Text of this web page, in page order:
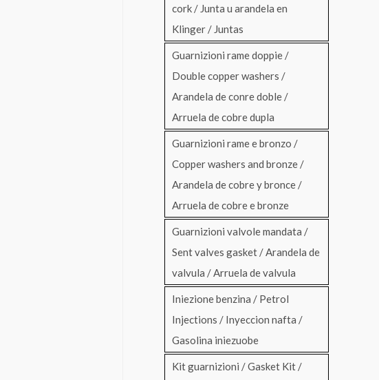
cork / Junta u arandela en
Klinger / Juntas
Guarnizioni rame doppie /
Double copper washers /
Arandela de conre doble /
Arruela de cobre dupla
Guarnizioni rame e bronzo /
Copper washers and bronze /
Arandela de cobre y bronce /
Arruela de cobre e bronze
Guarnizioni valvole mandata /
Sent valves gasket / Arandela de
valvula / Arruela de valvula
Iniezione benzina / Petrol
Injections / Inyeccion nafta /
Gasolina iniezuobe
Kit guarnizioni / Gasket Kit /